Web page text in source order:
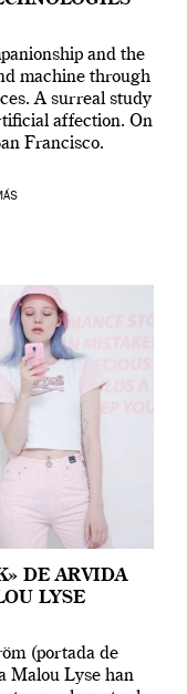
and the
machine through
A surreal study
affection. On
Francisco.
DE ARVIDA
LYSE
(portada de
Malou Lyse han